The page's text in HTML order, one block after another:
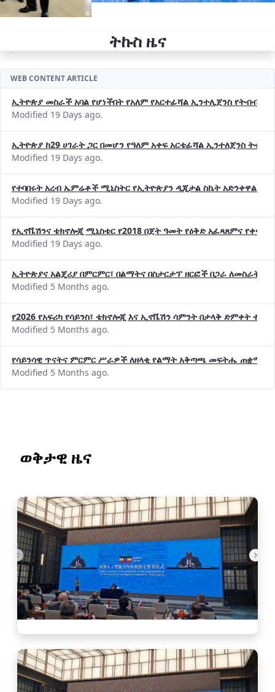
ኢትዮጵያ መስራች አባል የሆነችበት የአለም የአርተፊሻል ኢንተሊጀንስ የትብብር
Modified 19 Days ago.
ኢትዮጵያ ከ29 ሀገራት ጋር በመሆን የዓለም አቀፍ አርቴፊሻል ኢንተለጀንስ
Modified 19 Days ago.
የተባበሩት አረብ ኤምሬቶች ሚኒስትር የኢትዮጵያን ዲጂታል ስኬት አድንቀዋል
Modified 19 Days ago.
የኢኖቬሽንና ቴክኖሎጂ ሚኒስቴር የ2018 በጀት ዓመት የዕቅድ አፈጻጸምና
Modified 19 Days ago.
ኢትዮጵያና አልጄሪያ በምርምር፣ በልማትና በስታርታፕ ዘርፎች በጋራ ለመስራት
Modified 5 Months ago.
የ2026 የአፍሪካ የሳይንስ፣ ቴክኖሎጂ እና ኢኖቬሽን ሳምንት በታላቅ ድምቀት
Modified 5 Months ago.
የሳይንሳዊ ጥናትና ምርምር ሥራዎች ለዘላቂ የልማት አቅጣጫ መፍትሔ ጠቋሚ
Modified 5 Months ago.